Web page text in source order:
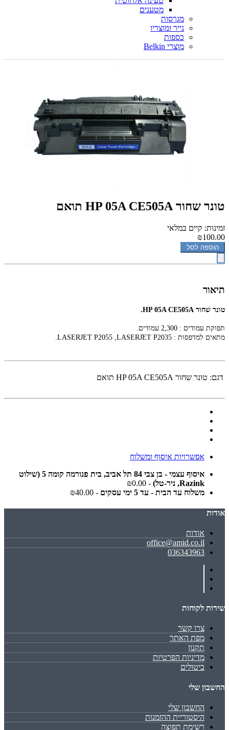
מטענים
מגרסות
נייר ומוצריו
כספות
מוצרי Belkin
‏טונר ‏שחור HP 05A CE505A תואם
זמינות: קיים במלאי
₪100.00
הוספה לסל
תיאור
‏טונר ‏שחור HP 05A CE505A.
תפוקת עמודים : 2,300 עמודים.
מתאים למדפסות : LASERJET P2035
,
LASERJET P2055
.
דגם: ‏טונר ‏שחור HP 05A CE505A תואם
אפשרויות איסוף ומשלוח
איסוף עצמי - בן צבי 84 תל אביב, בית פנורמה קומה 5 (שילוט
Razink, ניר-טל)
- ₪0.00
משלוח עד הבית - עד 5 ימי עסקים
- ₪40.00
אודות
אודות
office@amid.co.il
036343963
שירות לקוחות
צרו קשר
מפת האתר
תקנון
מדיניות הפרטיות
ביטולים
החשבון שלי
החשבון שלי
היסטוריית ההזמנות
רשימת תפוצה